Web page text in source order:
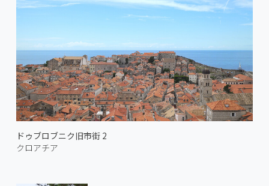
ドゥブロブニク旧市街 2
クロアチア